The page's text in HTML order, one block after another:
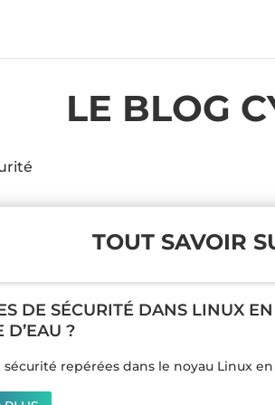
LE BLOG
TOUT SAVOIR
DE SÉCURITÉ DANS LINUX
D’EAU ?
sécurité repérées dans le noyau Linux